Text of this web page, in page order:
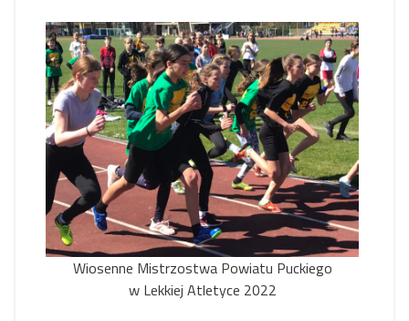
Wiosenne Mistrzostwa Powiatu Puckiego
w Lekkiej Atletyce 2022